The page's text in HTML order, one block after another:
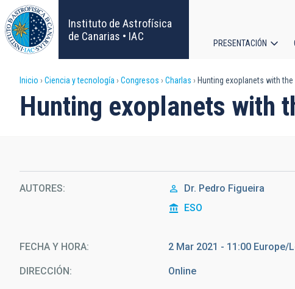
Pasar
al
contenido
principal
Instituto de Astrofísica
de Canarias • IAC
principal
PRESENTACIÓN
Sobrescribir
enlaces
ayuda
a
navegación
Inicio Ciencia y tecnología Congresos Charlas Hunting exoplanets with the
Hunting exoplanets with
AUTORES Dr. Pedro Figueira
ESO
FECHA Y HORA 2 Mar 2021 - 11:00 Europe/
DIRECCIÓN Online